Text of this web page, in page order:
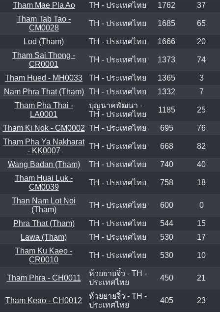
Tham Mae Pla Ao TH - ประเทศไทย 1762
37
Tham Tab Tao -
CM0028
TH - ประเทศไทย 1685 65
Lod (Tham) TH - ประเทศไทย 1666
20
Tham Sai Thong -
CR0001
TH - ประเทศไทย 1373 74
Tham Hued - MH0033 TH - ประเทศไทย 1365
3
Nam Phra That (Tham)
TH - ประเทศไทย 1332
7
Tham Pha Thai -
LA0001
บุญนาคพัฒนา -
TH - ประเทศไทย
1185 25
Tham Ki Nok - CM0002 TH - ประเทศไทย 695
76
Tham Pha Ya Nakharat
- KK0007
TH - ประเทศไทย 668 82
Wang Badan (Tham) TH - ประเทศไทย 740
40
Tham Huai Luk -
CM0039
TH - ประเทศไทย 758 18
Than Nam Lot Noi
(Tham)
TH - ประเทศไทย 600 0
Phra That (Tham) TH - ประเทศไทย 544
15
Lawa (Tham)
TH - ประเทศไทย 530
17
Tham Ku Kaeo -
CR0010
TH - ประเทศไทย 530 10
Tham Phra - CH0011
ห้วยยายจิ๋ว - TH -
ประเทศไทย
450 21
Tham Keao - CH0012
ห้วยยายจิ๋ว - TH -
ประเทศไทย
405 23